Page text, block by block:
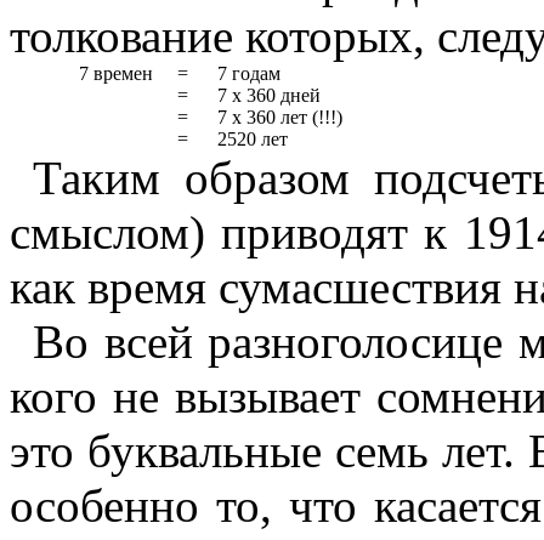
толкование которых,
7 времен =
7 годам
=
7 х 360 дней
=
7 х 360 лет (!!!)
=
2520 лет
Таким образом
смыслом) приводят к
как время сумасшествия
Во всей разноголосице
кого не вызывает
это буквальные семь
особенно то, что